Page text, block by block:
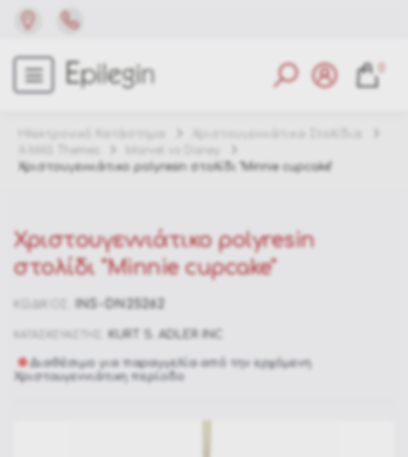
Χριστουγεννιάτικο polyresin στολίδι "Minnie cupcake"
Χριστουγεννιάτικο polyresin
στολίδι "Minnie cupcake"
INS-DN25262
KURT S. ADLER INC
Διαθέσιμο για παραγγελία από την ερχόμενη
Χριστουγεννιάτικη περίοδο